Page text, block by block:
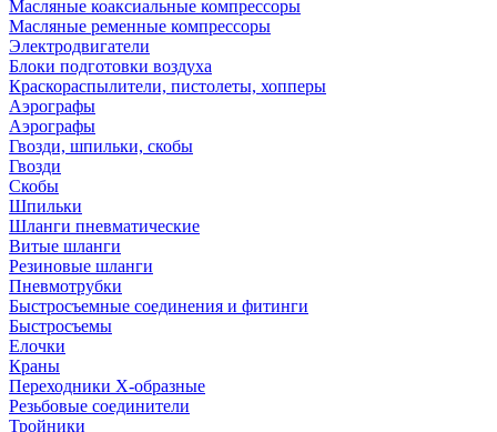
Масляные коаксиальные компрессоры
Масляные ременные компрессоры
Электродвигатели
Блоки подготовки воздуха
Краскораспылители, пистолеты, хопперы
Аэрографы
Аэрографы
Гвозди, шпильки, скобы
Гвозди
Скобы
Шпильки
Шланги пневматические
Витые шланги
Резиновые шланги
Пневмотрубки
Быстросъемные соединения и фитинги
Быстросъемы
Елочки
Краны
Переходники Х-образные
Резьбовые соединители
Тройники